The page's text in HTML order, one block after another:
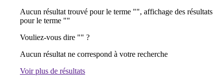
Aucun résultat trouvé pour le terme "", affichage des résultats
pour le terme ""
Vouliez-vous dire "" ?
Aucun résultat ne correspond à votre recherche
Voir plus de résultats